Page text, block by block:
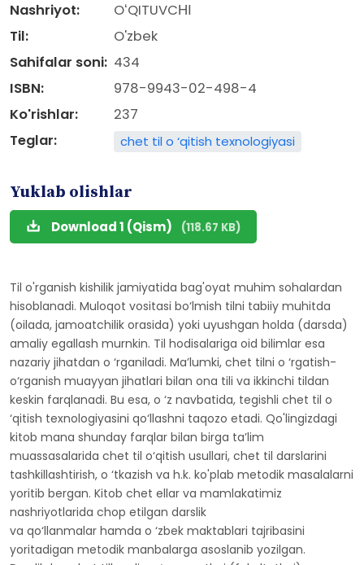
Nashriyot:
OʻQITUVCНІ
Til:
O'zbek
Sahifalar soni: 434
ISBN:
978-9943-02-498-4
Ko'rishlar:
237
Teglar:
chet til o ‘qitish texnologiyasi
Yuklab olishlar
Download 1 (Qism) (118.67 KB)
Til o'rganish kishilik jamiyatida bag'oyat muhim sohalardan
hisoblanadi. Muloqot vositasi bo‘lmish tilni tabiiy muhitda
(oilada, jamoatchilik orasida) yoki uyushgan holda (darsda)
amaliy egallash murnkin. Til hodisalariga oid bilimlar esa
nazariy jihatdan o ‘rganiladi. Ma’lumki, chet tilni o ‘rgatish-
o‘rganish muayyan jihatlari bilan ona tili va ikkinchi tildan
keskin farqlanadi. Bu esa, o ‘z navbatida, tegishli chet til o
‘qitish texnologiyasini qo‘llashni taqozo etadi. Qo'lingizdagi
kitob mana shunday farqlar bilan birga ta’lim
muassasalarida chet til o‘qitish usullari, chet til darslarini
tashkillashtirish, o ‘tkazish va h.k. ko'plab metodik masalalarni
yoritib bergan. Kitob chet ellar va mamlakatimiz
nashriyotlarida chop etilgan darslik
va qo‘llanmalar hamda o ‘zbek maktablari tajribasini
yoritadigan metodik manbalarga asoslanib yozilgan.